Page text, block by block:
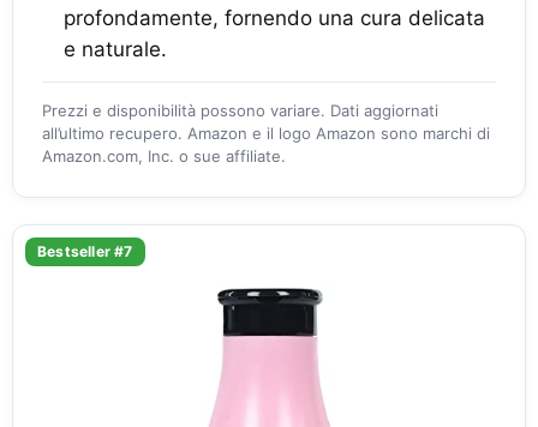
profondamente, fornendo una cura delicata
e naturale.
Prezzi e disponibilità possono variare. Dati aggiornati
all’ultimo recupero. Amazon e il logo Amazon sono marchi di
Amazon.com, Inc. o sue affiliate.
Bestseller #7